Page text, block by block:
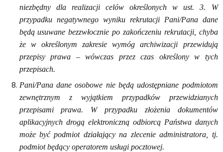
niezbędny dla realizacji celów określonych w ust. 3. W
przypadku negatywnego wyniku rekrutacji Pani/Pana dane
będą usuwane bezzwłocznie po zakończeniu rekrutacji, chyba
że w określonym zakresie wymóg archiwizacji przewidują
przepisy prawa – wówczas przez czas określony w tych
przepisach.
Pani/Pana dane osobowe nie będą udostępniane podmiotom
zewnętrznym z wyjątkiem przypadków przewidzianych
przepisami prawa. W przypadku złożenia dokumentów
aplikacyjnych drogą elektroniczną odbiorcą Państwa danych
może być podmiot działający na zlecenie administratora, tj.
podmiot będący operatorem usługi pocztowej.